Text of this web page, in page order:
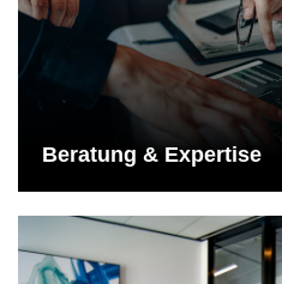
Beratung & Expertise
Spezialisten aus allen
Diagnosen Ihrer Maschinen zu
eine Expertise zur Anlage zu
Mehr dazu